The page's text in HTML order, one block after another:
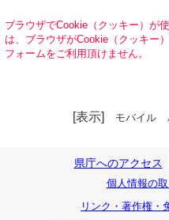
ブラウザでCookie（クッキー）が
は、ブラウザがCookie（クッキー
フォームをご利用頂けません。
[表示] モバイル
県庁へのアクセス
個人情報の
リンク・著作権・